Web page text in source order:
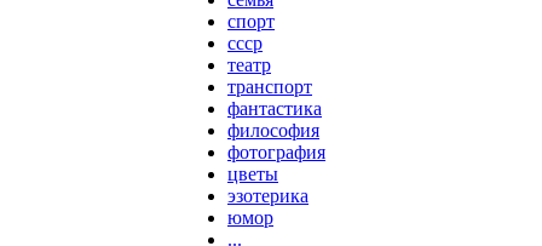
спорт
ссср
театр
транспорт
фантастика
философия
фотография
цветы
эзотерика
юмор
...